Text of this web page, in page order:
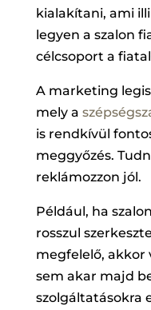
kialakítani, ami
legyen a szalon
célcsoport a
A marketing
mely a
is rendkívül
meggyőzés.
reklámozzon jól.
Például, ha
rosszul
megfelelő, akkor
sem akar majd
szolgáltatásokra